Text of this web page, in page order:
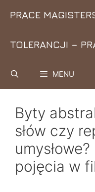
PRACE
TOLERANCJI –
MENU
Byty
słów czy
pojęcia w